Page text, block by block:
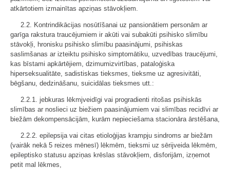
atkārtotiem izmainītas apziņas stāvokļiem.
2.2. Kontrindikācijas nosūtīšanai uz pansionātiem personām ar
garīga rakstura traucējumiem ir akūti vai subakūti psihisko slimību
stāvokļi, hronisku psihisko slimību paasinājumi, psihiskas
saslimšanas ar izteiktu psihisko simptomātiku, uzvedības traucējumi,
kas bīstami apkārtējiem, dzimumizvirtības, pataloģiska
hiperseksualitāte, sadistiskas tieksmes, tieksme uz agresivitāti,
bēgšanu, dedzināšanu, suicidālas tieksmes utt.:
2.2.1. jebkuras lēkmjveidīgi vai progradienti ritošas psihiskās
slimības ar noslieci uz biežiem paasinājumiem vai slimības recidīvi ar
biežām dekompensācijām, kurām nepieciešama stacionāra ārstēšana,
2.2.2. epilepsija vai citas etioloģijas krampju sindroms ar biežām
(vairāk nekā 5 reizes mēnesī) lēkmēm, tieksmi uz sērijveida lēkmēm,
epileptisko statusu apziņas krēslas stāvokļiem, disforijām, izņemot
petit mal lēkmes,